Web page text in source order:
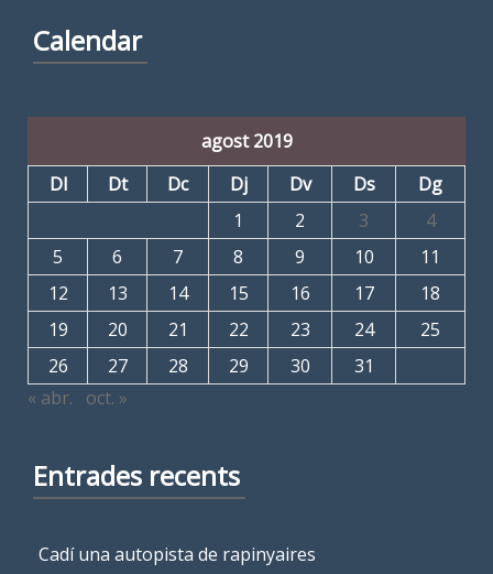
Calendar
agost 2019
Dl
Dt Dc Dj Dv Ds
Dg
1
2 3
4
5
6 7 8 9 10
11
12
13 14 15 16 17
18
19
20 21 22 23 24
25
26
27 28 29 30
31
« abr.
oct. »
Entrades recents
Cadí una autopista de rapinyaires